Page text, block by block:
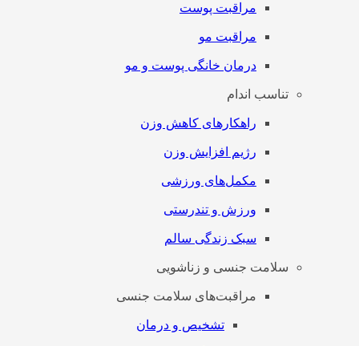
مراقبت پوست
مراقبت مو
درمان خانگی پوست و مو
تناسب اندام
راهکارهای کاهش وزن
رژیم افزایش وزن
مکمل‌های ورزشی
ورزش و تندرستی
سبک زندگی سالم
سلامت جنسی و زناشویی
مراقبت‌های سلامت جنسی
تشخیص و درمان